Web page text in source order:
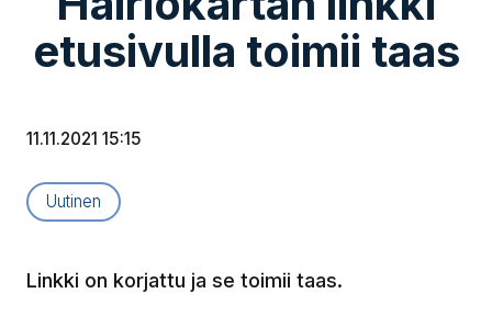
etusivulla toimii taas
11.11.2021 15:15
Artikkelityyppi:
Uutinen
Linkki on korjattu ja se toimii taas.